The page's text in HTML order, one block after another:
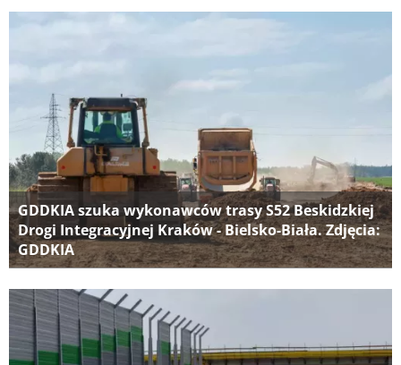
GDDKIA szuka wykonawców trasy S52 Beskidzkiej
Drogi Integracyjnej Kraków - Bielsko-Biała. Zdjęcia:
GDDKIA